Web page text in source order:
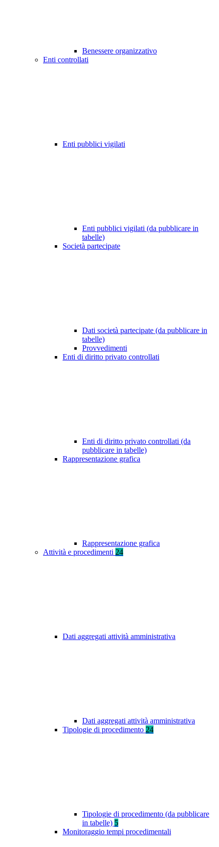
Benessere organizzativo
Enti controllati
Enti pubblici vigilati
Enti pubblici vigilati (da pubblicare in
tabelle)
Società partecipate
Dati società partecipate (da pubblicare in
tabelle)
Provvedimenti
Enti di diritto privato controllati
Enti di diritto privato controllati (da
pubblicare in tabelle)
Rappresentazione grafica
Rappresentazione grafica
Attività e procedimenti 24
Dati aggregati attività amministrativa
Dati aggregati attività amministrativa
Tipologie di procedimento 24
Tipologie di procedimento (da pubblicare
in tabelle) 5
Monitoraggio tempi procedimentali